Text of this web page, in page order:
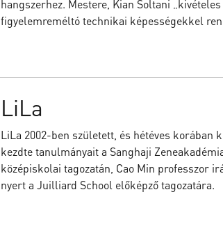
hangszerhez. Mestere, Kian Soltani
figyelemreméltó technikai képességekkel
LiLa
LiLa 2002-ben született, és hétéves korában
kezdte tanulmányait a Sanghaji
középiskolai tagozatán, Cao Min professzor
nyert a Juilliard School előképző tagozatára.